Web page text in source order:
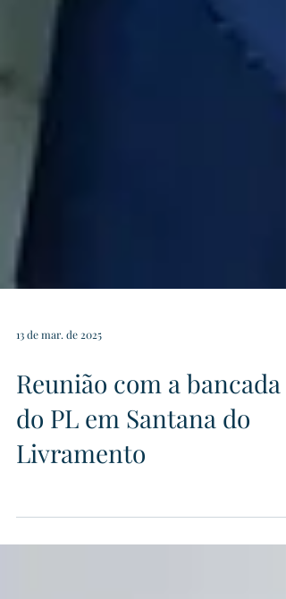
13 de mar. de 2025
Reunião com a bancada
Livramento